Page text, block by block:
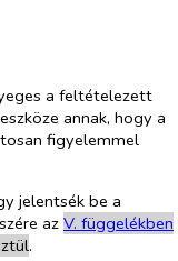
a feltételezett
annak, hogy a
figyelemmel
jelentsék be a
az V. függelékben
.